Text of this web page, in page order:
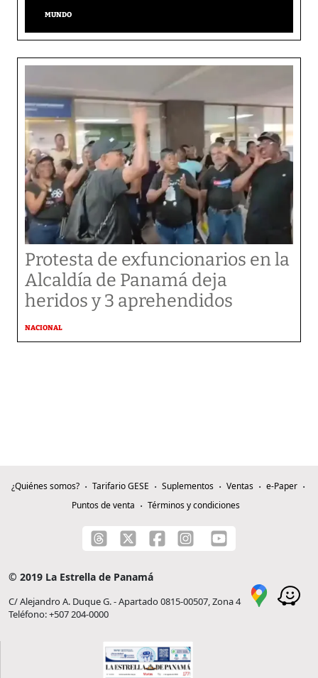
MUNDO
Protesta de exfuncionarios en la
Alcaldía de Panamá deja
heridos y 3 aprehendidos
NACIONAL
¿Quiénes somos? Tarifario GESE Suplementos Ventas
e-Paper
Puntos de venta
Términos y condiciones
© 2019 La Estrella de Panamá
C/ Alejandro A. Duque G. - Apartado 0815-00507, Zona 4
Teléfono: +507 204-0000